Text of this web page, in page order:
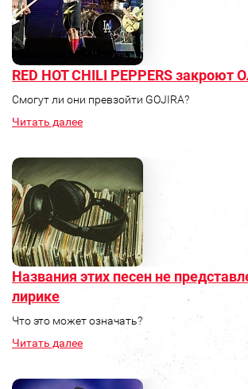
RED HOT CHILI PEPPERS закроют
Смогут ли они превзойти GOJIRA?
Читать далее
Названия этих песен не
лирике
Что это может означать?
Читать далее